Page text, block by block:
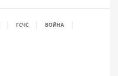
ГСЧС
ВОЙНА